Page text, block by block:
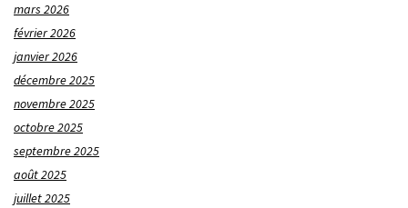
mars 2026
février 2026
janvier 2026
décembre 2025
novembre 2025
octobre 2025
septembre 2025
août 2025
juillet 2025